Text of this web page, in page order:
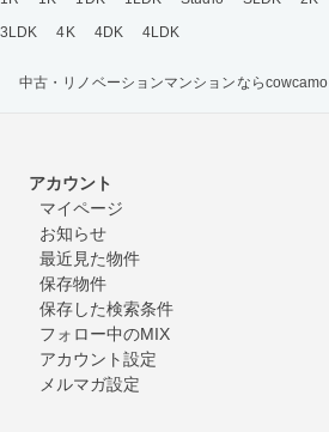
3LDK
4K 4DK 4LDK
中古・リノベーションマンションならcowcamo
アカウント
マイページ
お知らせ
最近見た物件
保存物件
保存した検索条件
フォロー中のMIX
アカウント設定
メルマガ設定